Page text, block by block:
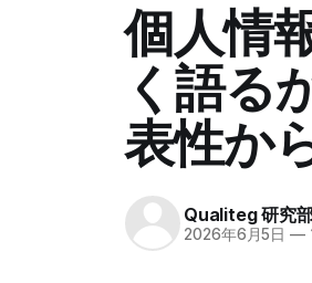
個人情
く語る
表性か
Qualiteg 研究
2026年6月5日 —